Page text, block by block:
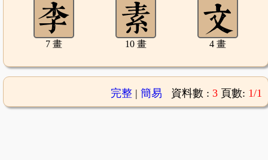
7 畫 10 畫 4 畫
完整| 簡易 資料數 : 3 頁數: 1/1